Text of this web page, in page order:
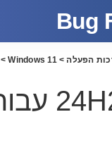
Bug
הפעלה >
Windows 11
>